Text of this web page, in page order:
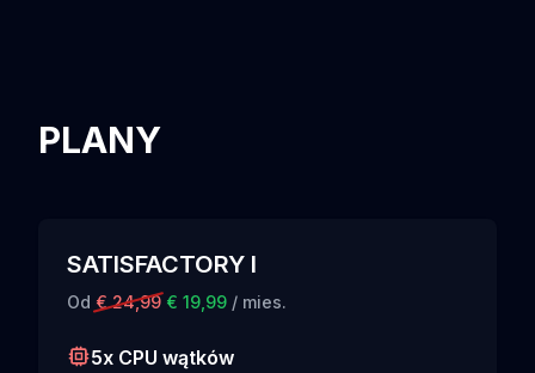
PLANY
SATISFACTORY I
Od € 24,99 € 19,99 / mies.
5x CPU wątków